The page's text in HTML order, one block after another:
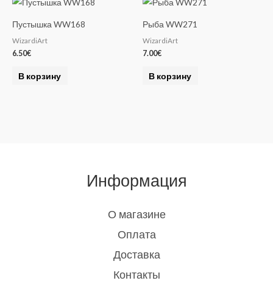
Пустышка WW168
WizardiArt
6.50€
В корзину
Рыба WW271
WizardiArt
7.00€
В корзину
Информация
О магазине
Оплата
Доставка
Контакты